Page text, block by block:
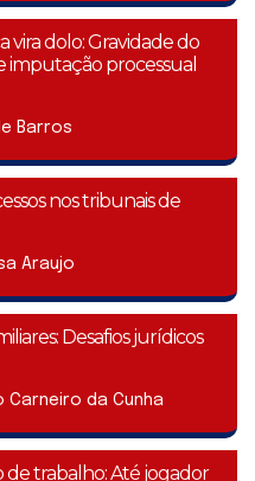
vira dolo: Gravidade do
imputação processual
Barros
nos tribunais de
Araujo
Desafios jurídicos
Carneiro da Cunha
de trabalho: Até jogador